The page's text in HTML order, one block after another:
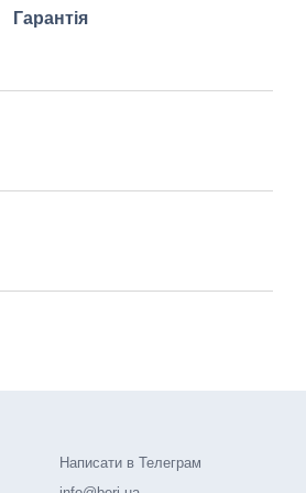
Гарантія
Написати в Телеграм